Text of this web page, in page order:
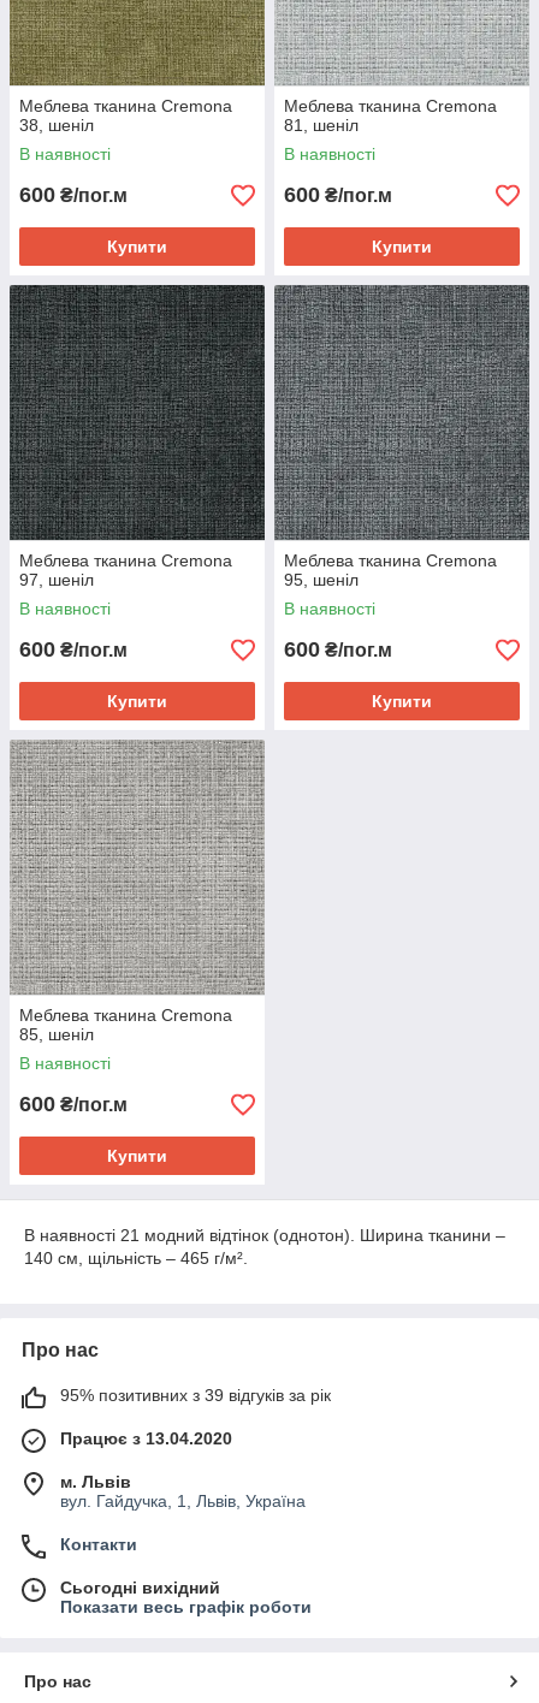
Меблева тканина Cremona
38, шеніл
В наявності
600 ₴/пог.м
Купити
Меблева тканина Cremona
81, шеніл
В наявності
600 ₴/пог.м
Купити
Меблева тканина Cremona
97, шеніл
В наявності
600 ₴/пог.м
Купити
Меблева тканина Cremona
95, шеніл
В наявності
600 ₴/пог.м
Купити
Меблева тканина Cremona
85, шеніл
В наявності
600 ₴/пог.м
Купити
В наявності 21 модний відтінок (однотон). Ширина тканини –
140 см, щільність – 465 г/м².
Про нас
95% позитивних з 39 відгуків за рік
Працює з 13.04.2020
м. Львів
вул. Гайдучка, 1, Львів, Україна
Контакти
Сьогодні вихідний
Показати весь графік роботи
Про нас